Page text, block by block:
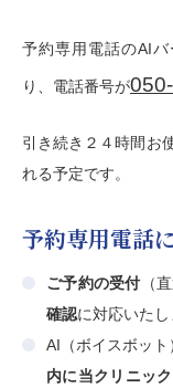
予約専用電話のAI
り、電話番号が
引き続き２４時間お
れる予定です。
予約専用電話
ご予約の受付 （
確認に対応いたし
AI（ボイスボット
内に当クリニッ